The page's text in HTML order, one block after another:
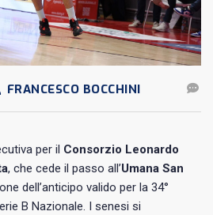
FRANCESCO BOCCHINI
per il Consorzio Leonardo
, che cede il passo all’Umana San
dell’anticipo valido per la 34°
B Nazionale. I senesi si